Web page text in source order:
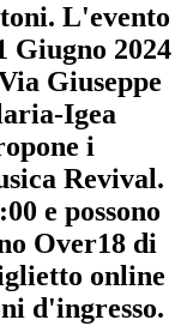
. L'evento
Giugno 2024
Giuseppe
Igea
i
Revival.
e possono
Over18 di
online
d'ingresso.